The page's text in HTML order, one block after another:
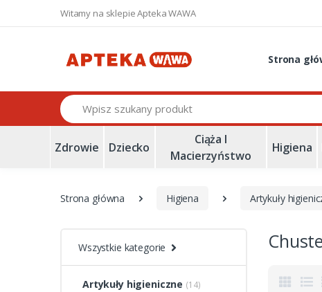
Witamy na sklepie Apteka WAWA
Strona
Szukaj
Zdrowie Dziecko
Ciąża I
Macierzyństwo
Higiena
Strona główna Higiena Artykuły
Wszystkie kategorie
Artykuły higieniczne (14)